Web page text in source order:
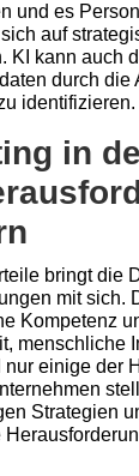
und es
auf
KI kann auch
durch die
identifizieren.
in
bringt die
mit sich.
Kompetenz
menschliche
einige der
Strategien